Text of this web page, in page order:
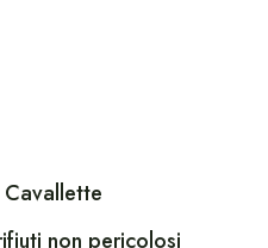
non pericolosi